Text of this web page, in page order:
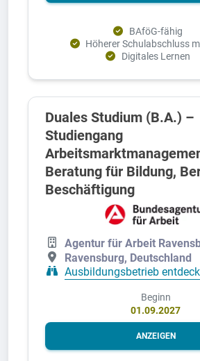
BAföG-fähig
Höherer Schulabschluss
Digitales Lernen
Duales Studium (B.A.) –
Studiengang
Beratung für Bildung,
Beschäftigung
Agentur für Arbeit
Ravensburg, Deutschland
Ausbildungsbetrieb
Beginn
01.09.2027
ANZEIGEN